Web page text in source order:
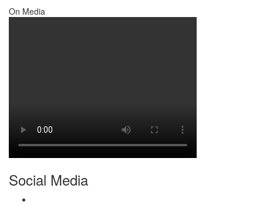
On Media
Social Media